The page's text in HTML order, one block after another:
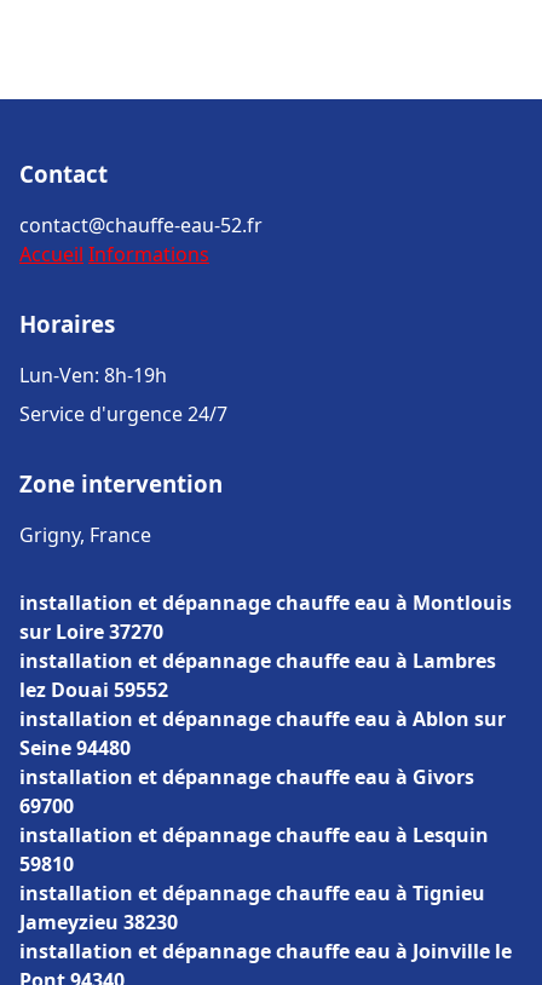
Contact
contact@chauffe-eau-52.fr
Accueil Informations
Horaires
Lun-Ven: 8h-19h
Service d'urgence 24/7
Zone intervention
Grigny, France
installation et dépannage chauffe eau à Montlouis
sur Loire 37270
installation et dépannage chauffe eau à Lambres
lez Douai 59552
installation et dépannage chauffe eau à Ablon sur
Seine 94480
installation et dépannage chauffe eau à Givors
69700
installation et dépannage chauffe eau à Lesquin
59810
installation et dépannage chauffe eau à Tignieu
Jameyzieu 38230
installation et dépannage chauffe eau à Joinville le